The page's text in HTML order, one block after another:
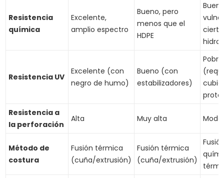
Resistencia
química
Excelente,
amplio espectro
Bueno, pero
menos que el
HDPE
Resistencia UV
Excelente (con
negro de humo)
Bueno (con
estabilizadores)
Pobre
Resistencia a
la perforación
Alta Muy alta
Método de
costura
Fusión térmica
(cuña/extrusión)
Fusión térmica
(cuña/extrusión)